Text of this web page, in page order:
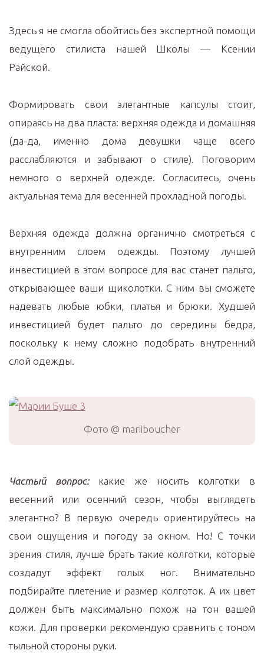
Здесь я не смогла обойтись без экспертной помощи
ведущего стилиста нашей Школы — Ксении
Райской.
Формировать свои элегантные капсулы стоит,
опираясь на два пласта: верхняя одежда и домашняя
(да-да, именно дома девушки чаще всего
расслабляются и забывают о стиле). Поговорим
немного о верхней одежде. Согласитесь, очень
актуальная тема для весенней прохладной погоды.
Верхняя одежда должна органично смотреться с
внутренним слоем одежды. Поэтому лучшей
инвестицией в этом вопросе для вас станет пальто,
открывающее ваши щиколотки. С ним вы сможете
надевать любые юбки, платья и брюки. Худшей
инвестицией будет пальто до середины бедра,
поскольку к нему сложно подобрать внутренний
слой одежды.
Фото @ mariiboucher
Частый вопрос:какие же носить колготки в
весенний или осенний сезон, чтобы выглядеть
элегантно? В первую очередь ориентируйтесь на
свои ощущения и погоду за окном. Но! С точки
зрения стиля, лучше брать такие колготки, которые
создадут эффект голых ног. Внимательно
подбирайте плетение и размер колготок. А их цвет
должен быть максимально похож на тон вашей
кожи. Для проверки рекомендую сравнить с тоном
тыльной стороны руки.